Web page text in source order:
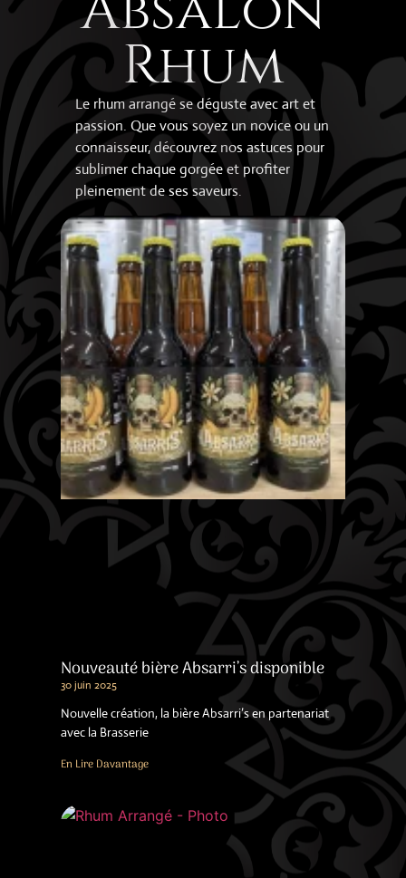
Rhum
Le rhum arrangé se déguste avec art et
passion. Que vous soyez un novice ou un
connaisseur, découvrez nos astuces pour
sublimer chaque gorgée et profiter
pleinement de ses saveurs.
Nouveauté bière Absarri’s disponible
30 juin 2025
Nouvelle création, la bière Absarri’s en partenariat
avec la Brasserie
En Lire Davantage